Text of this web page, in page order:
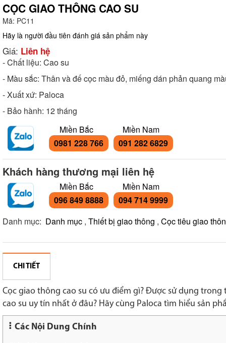
CỌC GIAO THÔNG CAO SU
Mã: PC11
Hãy là người đầu tiên đánh giá sản phẩm này
Giá: Liên hệ
- Chất liệu: Cao su
- Màu sắc: Thân và đế cọc màu đỏ, miếng dán phản quang
- Xuất xứ: Paloca
- Bảo hành: 12 tháng
Miền Bắc
0981 228 766
Miền Nam
091 282 6829
Khách hàng thương mại liên hệ
Miền Bắc
096 849 8888
Miền Nam
094 714 9999
Danh mục: Danh mục , Thiết bị giao thông , Cọc tiêu giao
CHI TIẾT
Cọc giao thông cao su có ưu điểm gì? Được sử dụng
cao su uy tín nhất ở đâu? Hãy cùng Paloca tìm hiểu sản
Các Nội Dung Chính